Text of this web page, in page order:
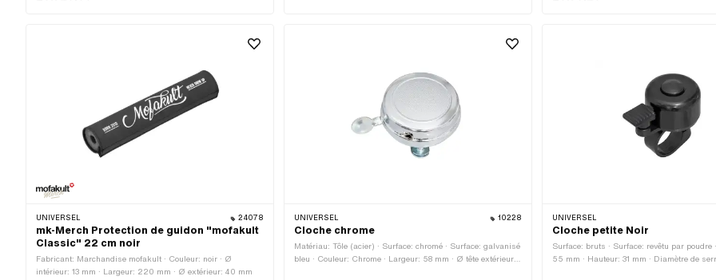
UNIVERSEL 24078
mk-Merch Protection de guidon "mofakult
Classic" 22 cm noir
Fabricant: Marchandise mofakult · Couleur: noir · Ø
intérieur: 13 mm · Largeur: 220 mm · Ø extérieur: 40 mm
UNIVERSEL 10228
Cloche chrome
Matériau: Tôle (acier) · Surface: chromé · Surface: galvanisé
bleu · Couleur: Chrome · Largeur: 58 mm · Ø tête extérieure:
UNIVERSEL
Cloche petite Noir
Surface: bruts · Surface: revêtu par poudre
55 mm · Hauteur: 31 mm · Diamètre de